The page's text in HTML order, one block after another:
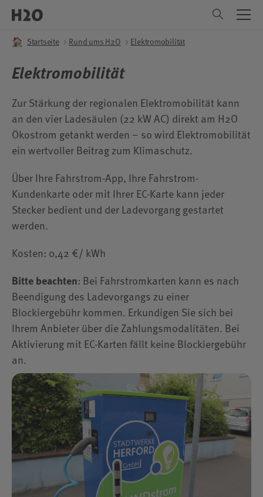
Bad
Rutschen
Kindergeburtstag
Tabokiri Hörgeschichten
Baderegeln
Vereine
Gastronomie
Barrierefreiheit
Gruppenanmeldung
Saunen
Aufgussplaner
Gastronomie
Schulungszentrum
Rund um den Besuch
DIY Wohlfühltage
Anwendungen
Tagesarrangements / After Work
Liegenreservierung
Aquakurse
Babykurse
Wassergymnastik
Tauchkurse
Relaqua
Aqua-Baby-Move
Gesundheitsfasten
Natur-Entspannungstag
Aqua Bootcamp
Floating Yoga Fitness
Soundbath Floating Experience
Startseite Rund ums H2O Elektromobilität
Elektromobilität
Zur Stärkung der regionalen Elektromobilität kann
an den vier Ladesäulen (22 kW AC) direkt am H2O
Ökostrom getankt werden – so wird Elektromobilität
ein wertvoller Beitrag zum Klimaschutz.
Über Ihre Fahrstrom-App, Ihre Fahrstrom-
Kundenkarte oder mit Ihrer EC-Karte kann jeder
Stecker bedient und der Ladevorgang gestartet
werden.
Kosten: 0,42 €/ kWh
Bitte beachten: Bei Fahrstromkarten kann es nach
Beendigung des Ladevorgangs zu einer
Blockiergebühr kommen. Erkundigen Sie sich bei
Ihrem Anbieter über die Zahlungsmodalitäten. Bei
Aktivierung mit EC-Karten fällt keine Blockiergebühr
an.